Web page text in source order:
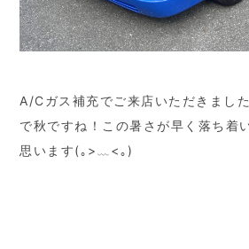
A/Cガス補充でご来店いただきまし
で秋ですね！この暑さが早く落ち着
思います(｡>﹏<｡)